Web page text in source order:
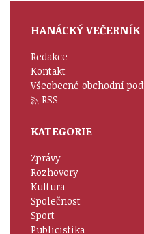
HANÁCKÝ VEČERNÍK
Redakce
Kontakt
Všeobecné obchodní
RSS
KATEGORIE
Zprávy
Rozhovory
Kultura
Společnost
Sport
Publicistika